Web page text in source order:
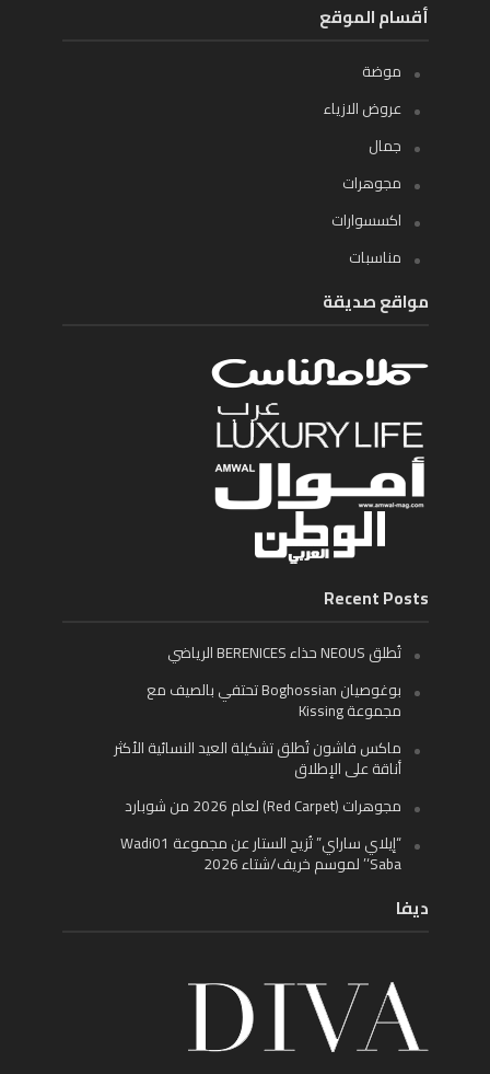
أقسام الموقع
موضة
عروض الازياء
جمال
مجوهرات
اكسسوارات
مناسبات
مواقع صديقة
Recent Posts
تُطلق NEOUS حذاء BERENICES الرياضي
بوغوصيان Boghossian تحتفي بالصيف مع
مجموعة Kissing
ماكس فاشون تُطلق تشكيلة العيد النسائية الأكثر
أناقة على الإطلاق
مجوهرات (Red Carpet) لعام 2026 من شوبارد
“إيلاي ساراي” تُزيح الستار عن مجموعة Wadi01
‘Saba’ لموسم خريف/شتاء 2026
ديفا